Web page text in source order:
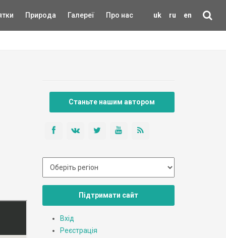
uk ru en
Природа Галереї Про нас
Станьте нашим автором
Підтримати сайт
Вхід
Реєстрація